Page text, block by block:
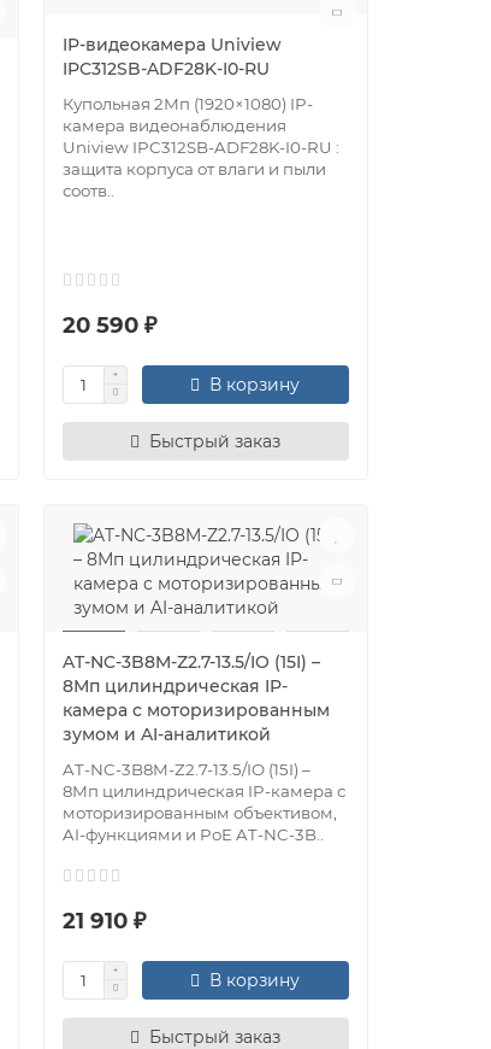
IP-видеокамера Uniview
IPC312SB-ADF28K-I0-RU
Купольная 2Мп (1920×1080) IP-
камера видеонаблюдения
Uniview IPC312SB-ADF28K-I0-RU :
защита корпуса от влаги и пыли
соотв..
20 590 ₽
В корзину
Быстрый заказ
AT-NC-3B8M-Z2.7-13.5/IO (15I) –
8Мп цилиндрическая IP-
камера с моторизированным
зумом и AI-аналитикой
AT-NC-3B8M-Z2.7-13.5/IO (15I) –
8Мп цилиндрическая IP-камера с
моторизированным объективом,
AI-функциями и PoE AT-NC-3B..
21 910 ₽
В корзину
Быстрый заказ